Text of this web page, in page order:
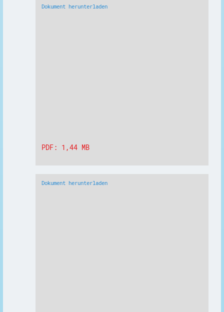
Dokument herunterladen
PDF: 1,44 MB
Dokument herunterladen